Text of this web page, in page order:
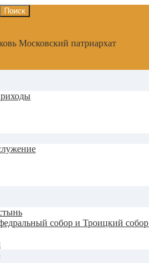
Московский патриархат
собор и Троицкий собор